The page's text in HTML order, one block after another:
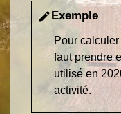
editExemple
Pour
faut prendre
utilisé en
activité.